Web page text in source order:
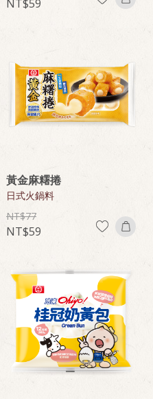
59
黃金麻糬捲
日式火鍋料
77
59